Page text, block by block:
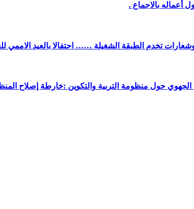
أعماله بالاجماع .
تخدم الطبقة الشغيلة …… احتفالا بالعيد الاممي
حول منظومة التربية والتكوين :خارطة إصلاح